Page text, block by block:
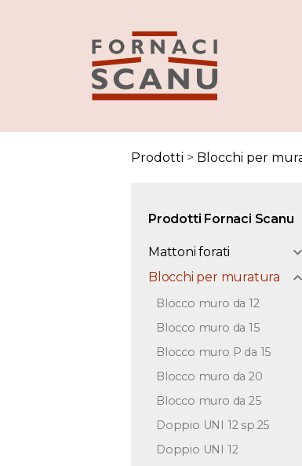
Prodotti > Blocchi per
Prodotti Fornaci Scanu
Mattoni forati
Blocchi per muratura
Blocco muro da 12
Blocco muro da 15
Blocco muro P da 15
Blocco muro da 20
Blocco muro da 25
Doppio UNI 12 sp.25
Doppio UNI 12